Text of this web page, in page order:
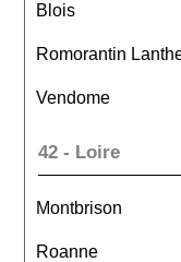
Blois
Romorantin
Vendome
42 - Loire
Montbrison
Roanne